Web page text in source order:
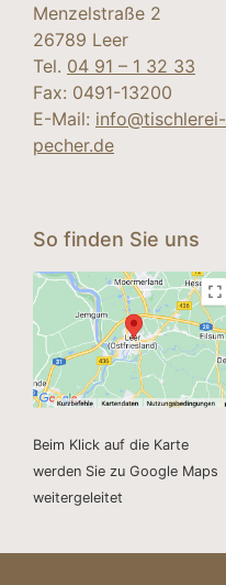
Menzelstraße 2
26789 Leer
Tel. 04 91 – 1 32 33
Fax: 0491-13200
E-Mail: info@tischlerei-
pecher.de
So finden Sie uns
Beim Klick auf die Karte
werden Sie zu Google Maps
weitergeleitet